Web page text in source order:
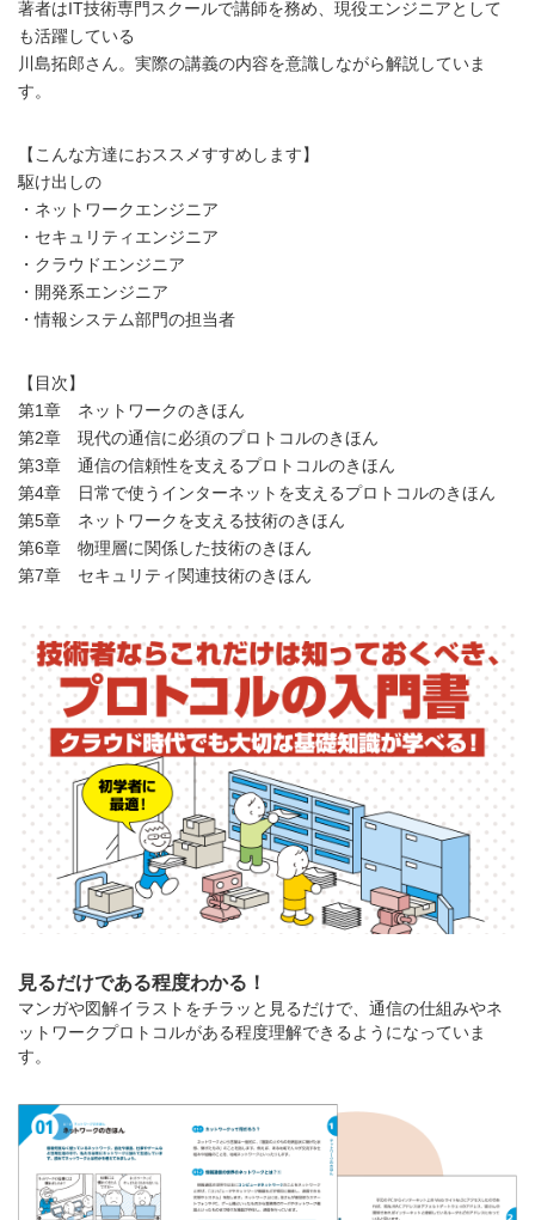
著者はIT技術専門スクールで講師を務め、現役エンジニアとして
も活躍している
川島拓郎さん。実際の講義の内容を意識しながら解説していま
す。
【こんな方達におススメすすめします】
駆け出しの
・ネットワークエンジニア
・セキュリティエンジニア
・クラウドエンジニア
・開発系エンジニア
・情報システム部門の担当者
【目次】
第1章 ネットワークのきほん
第2章 現代の通信に必須のプロトコルのきほん
第3章 通信の信頼性を支えるプロトコルのきほん
第4章 日常で使うインターネットを支えるプロトコルのきほん
第5章 ネットワークを支える技術のきほん
第6章 物理層に関係した技術のきほん
第7章 セキュリティ関連技術のきほん
見るだけである程度わかる！
マンガや図解イラストをチラッと見るだけで、通信の仕組みやネ
ットワークプロトコルがある程度理解できるようになっていま
す。